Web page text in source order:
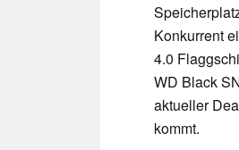
Konkurrent
4.0
WD Black
aktueller
kommt.